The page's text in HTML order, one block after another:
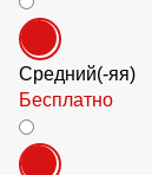
Бесплатно